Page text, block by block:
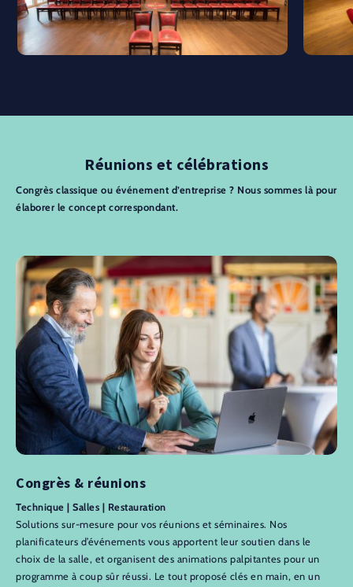
Réunions et célébrations
Congrès classique ou événement d’entreprise ? Nous sommes là pour
élaborer le concept correspondant.
Congrès & réunions
Technique | Salles | Restauration
Solutions sur-mesure pour vos réunions et séminaires. Nos
planificateurs d’événements vous apportent leur soutien dans le
choix de la salle, et organisent des animations palpitantes pour un
programme à coup sûr réussi. Le tout proposé clés en main, en un